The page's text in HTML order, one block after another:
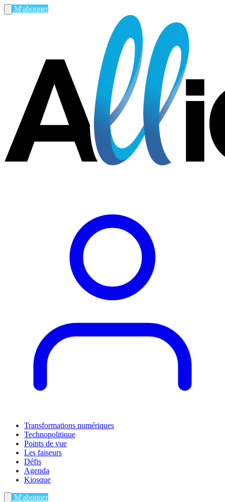
M'abonner
Transformations numériques
Technopolitique
Points de vue
Les faiseurs
Défis
Agenda
Kiosque
M'abonner